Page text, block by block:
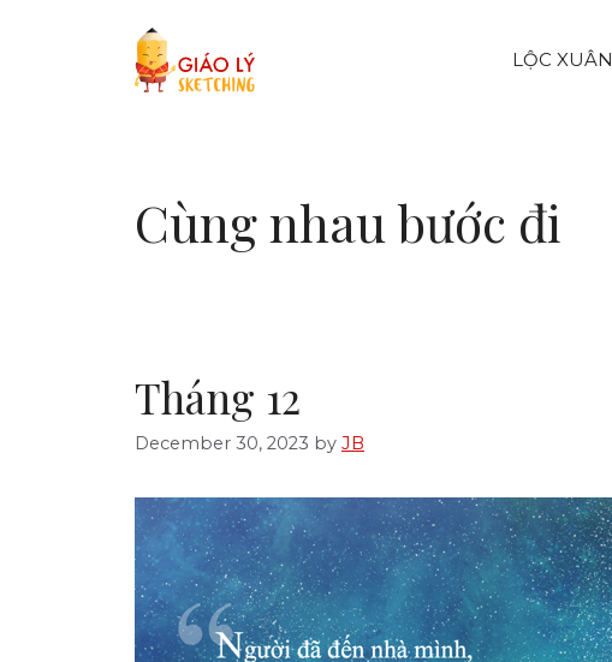
LỘC XUÂN
Cùng nhau bước đi
Tháng 12
December 30, 2023 by JB